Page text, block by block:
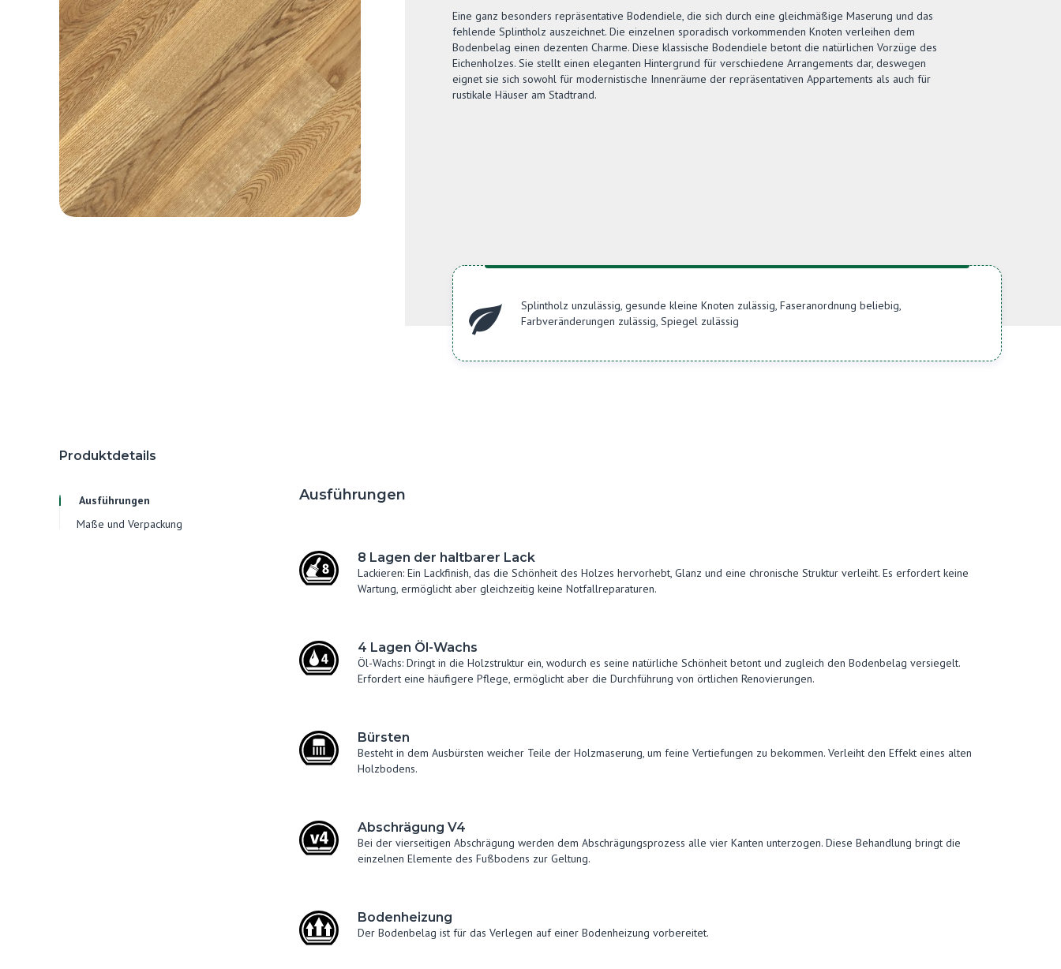
Eine ganz besonders repräsentative Bodendiele, die sich durch eine gleichmäßige Maserung und das
fehlende Splintholz auszeichnet. Die einzelnen sporadisch vorkommenden Knoten verleihen dem
Bodenbelag einen dezenten Charme. Diese klassische Bodendiele betont die natürlichen Vorzüge des
Eichenholzes. Sie stellt einen eleganten Hintergrund für verschiedene Arrangements dar, deswegen
eignet sie sich sowohl für modernistische Innenräume der repräsentativen Appartements als auch für
rustikale Häuser am Stadtrand.
Splintholz unzulässig, gesunde kleine Knoten zulässig, Faseranordnung beliebig,
Farbveränderungen zulässig, Spiegel zulässig
Produktdetails
Ausführungen
Maße und Verpackung
Ausführungen
8 Lagen der haltbarer Lack
Lackieren: Ein Lackfinish, das die Schönheit des Holzes hervorhebt, Glanz und eine chronische Struktur verleiht. Es erfordert keine
Wartung, ermöglicht aber gleichzeitig keine Notfallreparaturen.
4 Lagen Öl-Wachs
Öl-Wachs: Dringt in die Holzstruktur ein, wodurch es seine natürliche Schönheit betont und zugleich den Bodenbelag versiegelt.
Erfordert eine häufigere Pflege, ermöglicht aber die Durchführung von örtlichen Renovierungen.
Bürsten
Besteht in dem Ausbürsten weicher Teile der Holzmaserung, um feine Vertiefungen zu bekommen. Verleiht den Effekt eines alten
Holzbodens.
Abschrägung V4
Bei der vierseitigen Abschrägung werden dem Abschrägungsprozess alle vier Kanten unterzogen. Diese Behandlung bringt die
einzelnen Elemente des Fußbodens zur Geltung.
Bodenheizung
Der Bodenbelag ist für das Verlegen auf einer Bodenheizung vorbereitet.